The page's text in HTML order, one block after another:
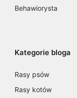
Behawiorysta
Kategorie bloga
Rasy psów
Rasy kotów